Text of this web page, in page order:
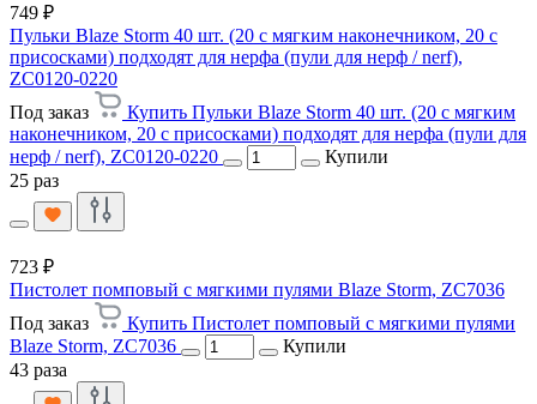
749 ₽
Пульки Blaze Storm 40 шт. (20 с мягким наконечником, 20 с
присосками) подходят для нерфа (пули для нерф / nerf),
ZC0120-0220
Под заказ
Купить Пульки Blaze Storm 40 шт. (20 с мягким
наконечником, 20 с присосками) подходят для нерфа (пули для
нерф / nerf), ZC0120-0220
Купили
25 раз
723 ₽
Пистолет помповый с мягкими пулями Blaze Storm, ZC7036
Под заказ
Купить Пистолет помповый с мягкими пулями
Blaze Storm, ZC7036
Купили
43 раза